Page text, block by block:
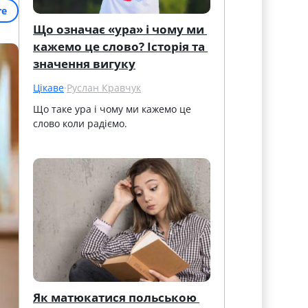
Що означає «ура» і чому ми
кажемо це слово? Історія та
значення вигуку
Цікаве·Руслан Кравчук
Що таке ура і чому ми кажемо це
слово коли радіємо.
Як матюкатися польською